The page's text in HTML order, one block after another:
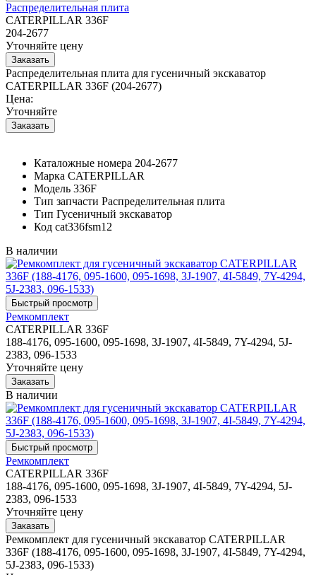
Распределительная плита
CATERPILLAR 336F
204-2677
Уточняйте цену
Распределительная плита для гусеничный экскаватор
CATERPILLAR 336F (204-2677)
Цена:
Уточняйте
Каталожные номера 204-2677
Марка CATERPILLAR
Модель 336F
Тип запчасти Распределительная плита
Тип Гусеничный экскаватор
Код cat336fsm12
В наличии
Ремкомплект
CATERPILLAR 336F
188-4176, 095-1600, 095-1698, 3J-1907, 4I-5849, 7Y-4294, 5J-
2383, 096-1533
Уточняйте цену
В наличии
Ремкомплект
CATERPILLAR 336F
188-4176, 095-1600, 095-1698, 3J-1907, 4I-5849, 7Y-4294, 5J-
2383, 096-1533
Уточняйте цену
Ремкомплект для гусеничный экскаватор CATERPILLAR
336F (188-4176, 095-1600, 095-1698, 3J-1907, 4I-5849, 7Y-4294,
5J-2383, 096-1533)